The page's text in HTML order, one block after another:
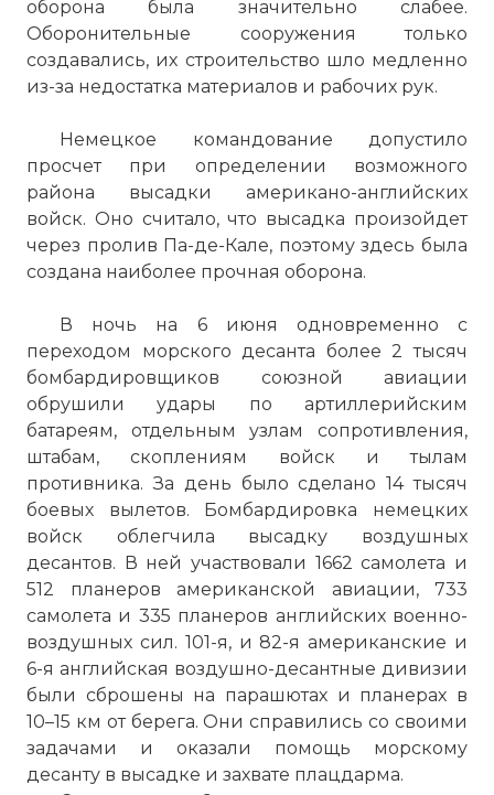
оборона была значительно слабее.
Оборонительные сооружения только
создавались, их строительство шло медленно
из-за недостатка материалов и рабочих рук.
Немецкое командование допустило
просчет при определении возможного
района высадки американо-английских
войск. Оно считало, что высадка произойдет
через пролив Па-де-Кале, поэтому здесь была
создана наиболее прочная оборона.
В ночь на 6 июня одновременно с
переходом морского десанта более 2 тысяч
бомбардировщиков союзной авиации
обрушили удары по артиллерийским
батареям, отдельным узлам сопротивления,
штабам, скоплениям войск и тылам
противника. За день было сделано 14 тысяч
боевых вылетов. Бомбардировка немецких
войск облегчила высадку воздушных
десантов. В ней участвовали 1662 самолета и
512 планеров американской авиации, 733
самолета и 335 планеров английских военно-
воздушных сил. 101-я, и 82-я американские и
6-я английская воздушно-десантные дивизии
были сброшены на парашютах и планерах в
10–15 км от берега. Они справились со своими
задачами и оказали помощь морскому
десанту в высадке и захвате плацдарма.